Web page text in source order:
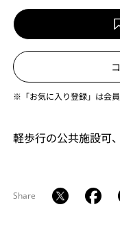
※「お気に入り登録」は会員
軽歩行の公共施設可
Share